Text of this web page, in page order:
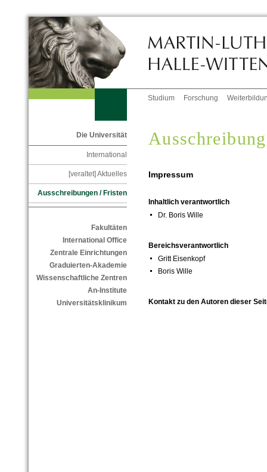
Studium Forschung
Die Universität
International
[veraltet] Aktuelles
Ausschreibungen / Fristen
Fakultäten
International Office
Zentrale Einrichtungen
Graduierten-Akademie
Wissenschaftliche Zentren
An-Institute
Universitätsklinikum
Impressum
Inhaltlich verantwortlich
Dr. Boris Wille
Bereichsverantwortlich
Gritt Eisenkopf
Boris Wille
Kontakt zu den Autoren dieser